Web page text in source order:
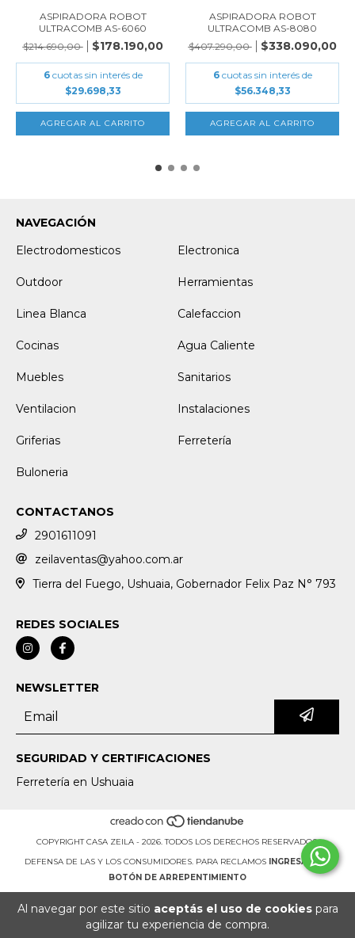
Al navegar por este sitio aceptás el uso de cookiespara
agilizar tu experiencia de compra.
ASPIRADORA ROBOT
ULTRACOMB AS-6060
$214.690,00
$178.190,00
6 cuotas sin interés de
$29.698,33
ASPIRADORA ROBOT
ULTRACOMB AS-8080
$407.290,00
$338.090,00
6 cuotas sin interés de
$56.348,33
NAVEGACIÓN
Electrodomesticos
Electronica
Outdoor Herramientas
Linea Blanca Calefaccion
Cocinas Agua Caliente
Muebles Sanitarios
Ventilacion Instalaciones
Griferias Ferretería
Buloneria
CONTACTANOS
2901611091
zeilaventas@yahoo.com.ar
Tierra del Fuego, Ushuaia, Gobernador Felix Paz N° 793
REDES SOCIALES
NEWSLETTER
SEGURIDAD Y CERTIFICACIONES
Ferretería en Ushuaia
COPYRIGHT CASA ZEILA - 2026. TODOS LOS DERECHOS RESERVADOS.
DEFENSA DE LAS Y LOS CONSUMIDORES. PARA RECLAMOS
INGRESÁ ACÁ.
BOTÓN DE ARREPENTIMIENTO